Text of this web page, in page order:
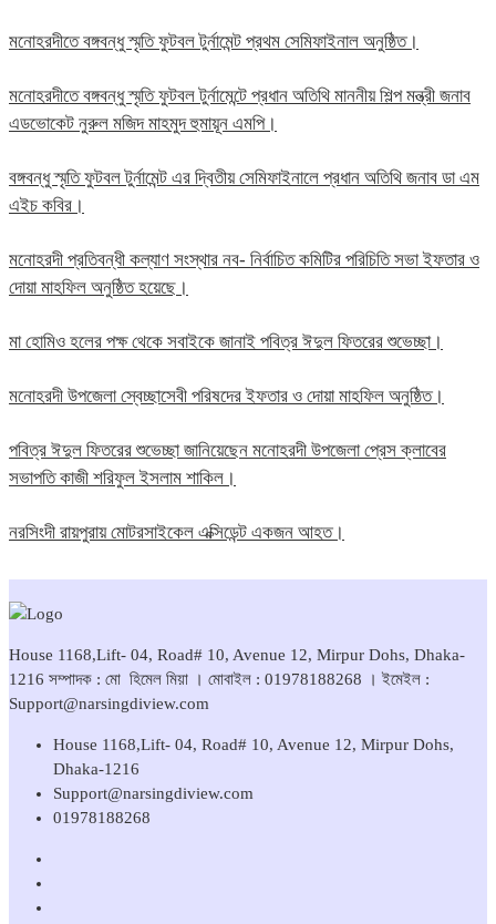
মনোহরদীতে বঙ্গবন্ধু স্মৃতি ফুটবল টুর্নামেন্ট প্রথম সেমিফাইনাল অনুষ্ঠিত।
মনোহরদীতে বঙ্গবন্ধু স্মৃতি ফুটবল টুর্নামেন্টে প্রধান অতিথি মাননীয় শিল্প মন্ত্রী জনাব
এডভোকেট নুরুল মজিদ মাহমুদ হুমায়ূন এমপি।
বঙ্গবন্ধু স্মৃতি ফুটবল টুর্নামেন্ট এর দ্বিতীয় সেমিফাইনালে প্রধান অতিথি জনাব ডা এম
এইচ কবির।
মনোহরদী প্রতিবন্ধী কল্যাণ সংস্থার নব- নির্বাচিত কমিটির পরিচিতি সভা ইফতার ও
দোয়া মাহফিল অনুষ্ঠিত হয়েছে।
মা হোমিও হলের পক্ষ থেকে সবাইকে জানাই পবিত্র ঈদুল ফিতরের শুভেচ্ছা।
মনোহরদী উপজেলা স্বেচ্ছাসেবী পরিষদের ইফতার ও দোয়া মাহফিল অনুষ্ঠিত।
পবিত্র ঈদুল ফিতরের শুভেচ্ছা জানিয়েছেন মনোহরদী উপজেলা প্রেস ক্লাবের
সভাপতি কাজী শরিফুল ইসলাম শাকিল।
নরসিংদী রায়পুরায় মোটরসাইকেল এক্সিডেন্ট একজন আহত।
House 1168,Lift- 04, Road# 10, Avenue 12, Mirpur Dohs, Dhaka-
1216 সম্পাদক : মো হিমেল মিয়া । মোবাইল : 01978188268 । ইমেইল :
Support@narsingdiview.com
House 1168,Lift- 04, Road# 10, Avenue 12, Mirpur Dohs,
Dhaka-1216
Support@narsingdiview.com
01978188268